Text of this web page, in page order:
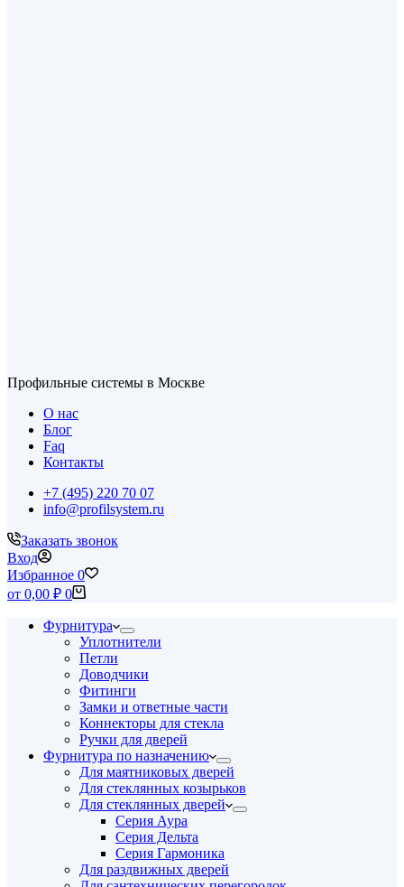
Профильные системы в Москве
О нас
Блог
Faq
Контакты
+7 (495) 220 70 07
info@profilsystem.ru
Заказать звонок
Вход
Избранное 0
Корзина
от 0,00 ₽ 0
Фурнитура
Уплотнители
Петли
Доводчики
Фитинги
Замки и ответные части
Коннекторы для стекла
Ручки для дверей
Фурнитура по назначению
Для маятниковых дверей
Для стеклянных козырьков
Для стеклянных дверей
Серия Аура
Серия Дельта
Серия Гармоника
Для раздвижных дверей